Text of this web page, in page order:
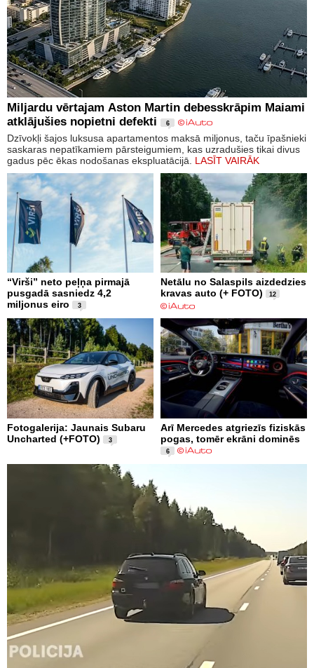
Miljardu vērtajam Aston Martin debesskrāpim Maiami
atklājušies nopietni defekti
6
Dzīvokļi šajos luksusa apartamentos maksā miljonus, taču īpašnieki
saskaras nepatīkamiem pārsteigumiem, kas uzradušies tikai divus
gadus pēc ēkas nodošanas ekspluatācijā. LASĪT VAIRĀK
“Virši” neto peļņa pirmajā
pusgadā sasniedz 4,2
miljonus eiro
3
Netālu no Salaspils aizdedzies
kravas auto (+ FOTO)
12
Fotogalerija: Jaunais Subaru
Uncharted (+FOTO)
3
Arī Mercedes atgriezīs fiziskās
pogas, tomēr ekrāni dominēs
6